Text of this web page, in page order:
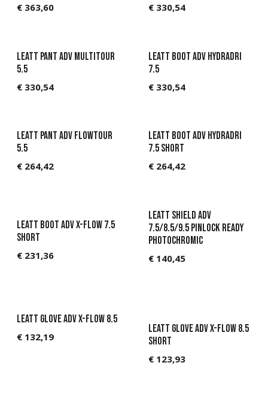
€ 363,60 € 330,54
Leatt Pant ADV MultiTour
5.5
€ 330,54
Leatt Boot ADV HydraDri
7.5
€ 330,54
Leatt Pant ADV FlowTour
5.5
€ 264,42
Leatt Boot ADV HydraDri
7.5 Short
€ 264,42
Leatt Boot ADV X-Flow 7.5
Short
€ 231,36
LEATT Shield ADV
7.5/8.5/9.5 Pinlock Ready
Photochromic
€ 140,45
Leatt Glove ADV X-Flow 8.5
€ 132,19
Leatt Glove ADV X-Flow 8.5
Short
€ 123,93